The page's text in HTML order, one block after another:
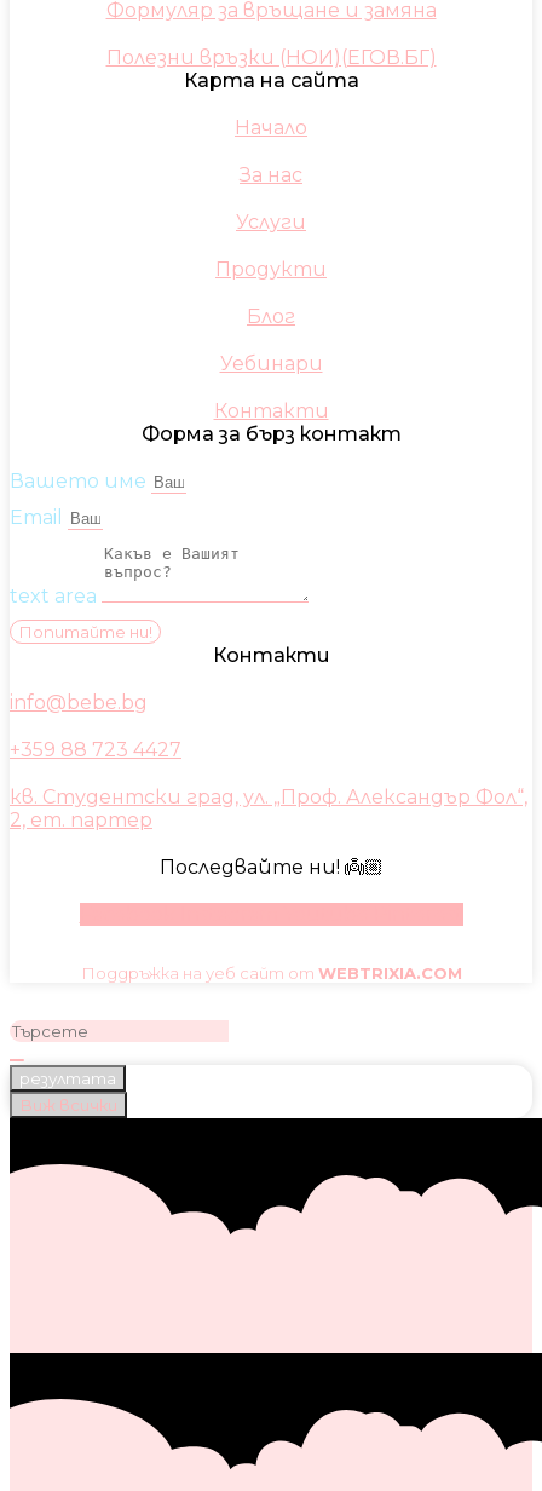
Формуляр за връщане и замяна
Полезни връзки (НОИ)(ЕГОВ.БГ)
Карта на сайта
Начало
За нас
Услуги
Продукти
Блог
Уебинари
Контакти
Форма за бърз контакт
Вашето име
Email
text area
Попитайте ни!
Контакти
info@bebe.bg
+359 88 723 4427
кв. Студентски град, ул. „Проф. Александър Фол“,
2, ет. партер
Последвайте ни! 👼🏼
Поддръжка на уеб сайт от WEBTRIXIA.COM
резултата
Виж всички